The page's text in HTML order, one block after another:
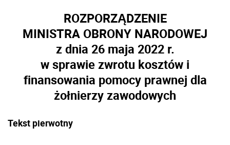
ROZPORZĄDZENIE
MINISTRA OBRONY NARODOWEJ
z dnia 26 maja 2022 r.
w sprawie zwrotu kosztów i
finansowania pomocy prawnej dla
żołnierzy zawodowych
Tekst pierwotny